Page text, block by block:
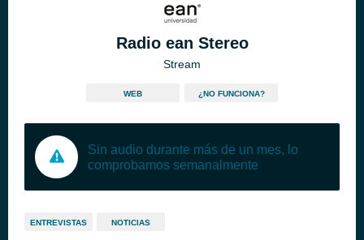
Radio ean Stereo
Stream
WEB ¿NO FUNCIONA?
Sin audio durante más de un mes, lo
comprobamos semanalmente
ENTREVISTAS NOTICIAS